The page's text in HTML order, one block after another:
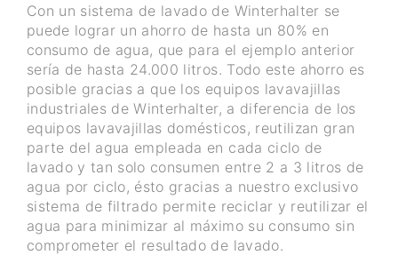
Con un sistema de lavado de Winterhalter se
puede lograr un ahorro de hasta un 80% en
consumo de agua, que para el ejemplo anterior
sería de hasta 24.000 litros. Todo este ahorro es
posible gracias a que los equipos lavavajillas
industriales de Winterhalter, a diferencia de los
equipos lavavajillas domésticos, reutilizan gran
parte del agua empleada en cada ciclo de
lavado y tan solo consumen entre 2 a 3 litros de
agua por ciclo, ésto gracias a nuestro exclusivo
sistema de filtrado permite reciclar y reutilizar el
agua para minimizar al máximo su consumo sin
comprometer el resultado de lavado.